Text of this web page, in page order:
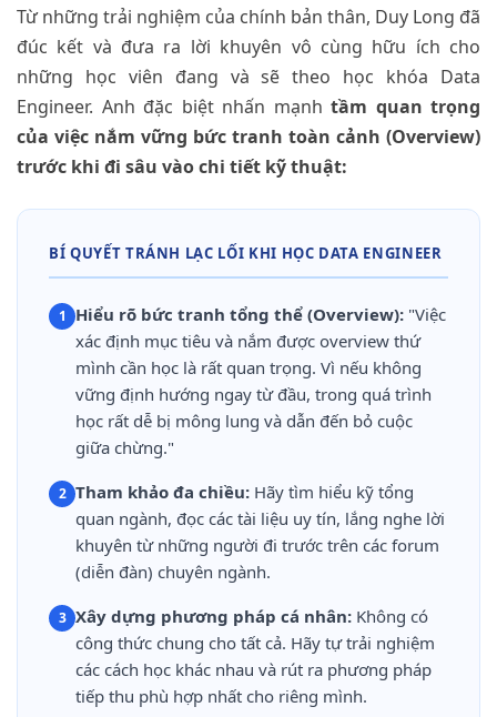
Từ những trải nghiệm của chính bản thân, Duy Long đã
đúc kết và đưa ra lời khuyên vô cùng hữu ích cho
những học viên đang và sẽ theo học khóa Data
Engineer. Anh đặc biệt nhấn mạnh tầm quan trọng
của việc nắm vững bức tranh toàn cảnh (Overview)
trước khi đi sâu vào chi tiết kỹ thuật:
BÍ QUYẾT TRÁNH LẠC LỐI KHI HỌC DATA ENGINEER
1 Hiểu rõ bức tranh tổng thể (Overview): "Việc
xác định mục tiêu và nắm được overview thứ
mình cần học là rất quan trọng. Vì nếu không
vững định hướng ngay từ đầu, trong quá trình
học rất dễ bị mông lung và dẫn đến bỏ cuộc
giữa chừng."
2 Tham khảo đa chiều: Hãy tìm hiểu kỹ tổng
quan ngành, đọc các tài liệu uy tín, lắng nghe lời
khuyên từ những người đi trước trên các forum
(diễn đàn) chuyên ngành.
3 Xây dựng phương pháp cá nhân: Không có
công thức chung cho tất cả. Hãy tự trải nghiệm
các cách học khác nhau và rút ra phương pháp
tiếp thu phù hợp nhất cho riêng mình.